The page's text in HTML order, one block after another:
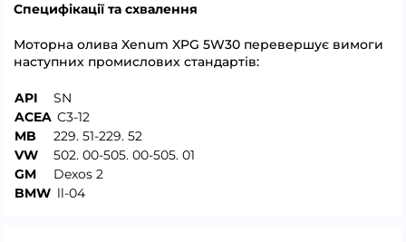
Специфікації та схвалення
Моторна олива Xenum XPG 5W30 перевершує вимоги
наступних промислових стандартів:
API
SN
ACEA C3-12
MB
229. 51-229. 52
VW
502. 00-505. 00-505. 01
GM
Dexos 2
BMW ll-04